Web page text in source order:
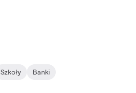
Szkoły
Banki